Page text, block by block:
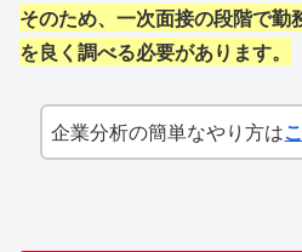
そのため、一次面接の段階で勤
を良く調べる必要があります。
企業分析の簡単なやり方は